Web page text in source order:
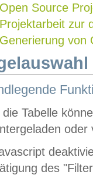
Open Source
Projektarbeit zur
Generierung von
die Tabelle
oder
des